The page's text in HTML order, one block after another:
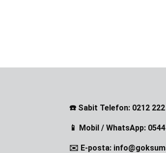
☎️ Sabit Telefon: 0212 222
📱 Mobil / WhatsApp:
✉️ E-posta: